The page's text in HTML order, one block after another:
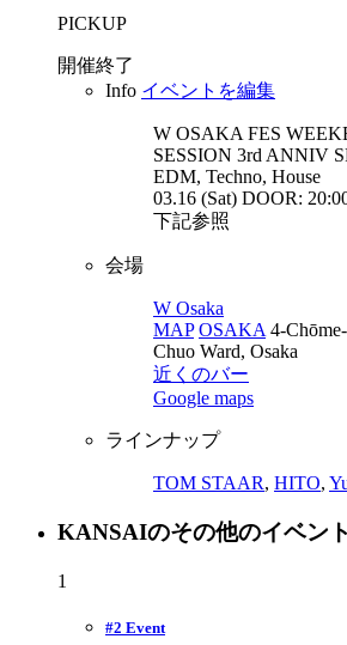
PICKUP
開催終了
Info イベントを編集
W OSAKA FES
SESSION 3rd ANNIV
EDM, Techno, House
03.16 (Sat) DOOR:
下記参照
会場
W Osaka
MAP OSAKA 4-
Chuo Ward, Osaka
近くのバー
Google maps
ラインナップ
TOM STAAR, HITO,
KANSAIのその他のイベント
1
#2 Event